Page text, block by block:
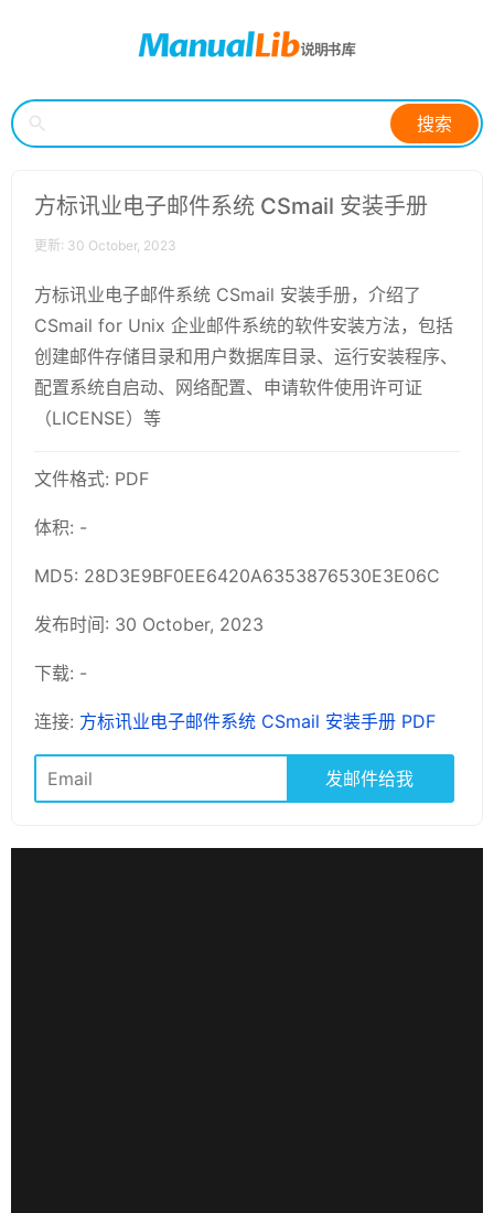
搜索
方标讯业电子邮件系统 CSmail 安装手册
更新: 30 October, 2023
方标讯业电子邮件系统 CSmail 安装手册，介绍了
CSmail for Unix 企业邮件系统的软件安装方法，包括
创建邮件存储目录和用户数据库目录、运行安装程序、
配置系统自启动、网络配置、申请软件使用许可证
（LICENSE）等
文件格式: PDF
体积: -
MD5: 28D3E9BF0EE6420A6353876530E3E06C
发布时间: 30 October, 2023
下载: -
连接: 方标讯业电子邮件系统 CSmail 安装手册 PDF
发邮件给我